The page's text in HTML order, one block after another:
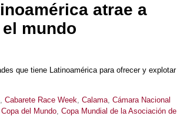
atrae a
mundo
que tiene Latinoamérica para ofrecer y explotar
, Cabarete Race Week, Calama, Cámara Nacional
Copa del Mundo, Copa Mundial de la Asociación de